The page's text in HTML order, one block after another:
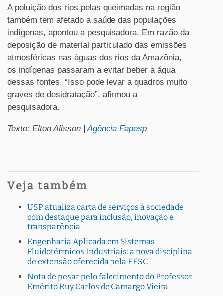
A poluição dos rios pelas queimadas na região
também tem afetado a saúde das populações
indígenas, apontou a pesquisadora. Em razão da
deposição de material particulado das emissões
atmosféricas nas águas dos rios da Amazônia,
os indígenas passaram a evitar beber a água
dessas fontes. “Isso pode levar a quadros muito
graves de desidratação”, afirmou a
pesquisadora.
Texto: Elton Alisson |Agência Fapesp
Veja também
USP atualiza carta de serviços à sociedade
com destaque para inclusão, inovação e
transparência
Engenharia Aplicada em Sistemas
Fluidotérmicos Industriais: a nova disciplina
de extensão oferecida pela EESC
Nota de pesar pelo falecimento do Professor
Emérito Ruy Carlos de Camargo Vieira